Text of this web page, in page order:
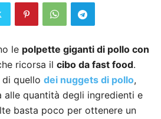
le polpette giganti di pollo con
ricorsa il cibo da fast food.
di quello dei nuggets di pollo,
alle quantità degli ingredienti e
basta poco per ottenere un